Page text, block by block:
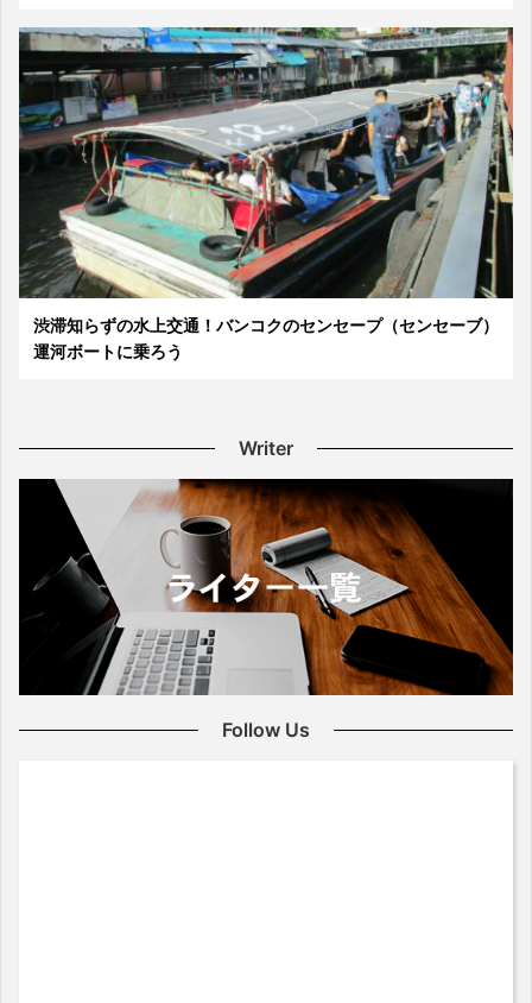
渋滞知らずの水上交通！バンコクのセンセープ（センセーブ）
運河ボートに乗ろう
Writer
Follow Us